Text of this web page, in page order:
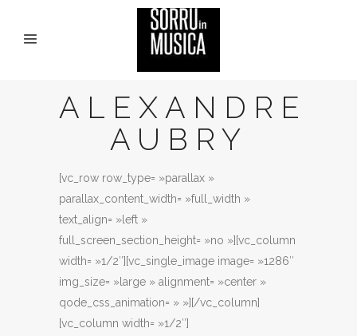
ALEXANDRE
AUBRY
[vc_row row_type= »parallax »
parallax_content_width= »full_width »
text_align= »left »
full_screen_section_height= »no »][vc_column
width= »1/2″][vc_single_image image= »1286″
img_size= »large » alignment= »center »
qode_css_animation= » »][/vc_column]
[vc_column width= »1/2″]